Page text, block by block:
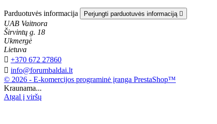
Parduotuvės informacija Perjungti parduotuvės informaciją 
UAB Vaitnora
Širvintų g. 18
Ukmergė
Lietuva
 +370 672 27860
 info@forumbaldai.lt
© 2026 - E-komercijos programinė įranga PrestaShop™
Kraunama...
Atgal į viršų